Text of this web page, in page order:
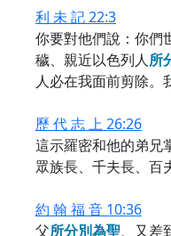
利 未 記 22:3
你要對他們說：你們
穢、親近以色列人所
人必在我面前剪除。
歷 代 志 上 26:26
這示羅密和他的弟兄
眾族長、千夫長、百
約 翰 福 音 10:36
父所分別為聖、又差